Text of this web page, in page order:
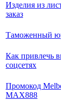
Изделия из
заказ
Таможенный
Как привлечь
соцсетях
Промокод
MAX888